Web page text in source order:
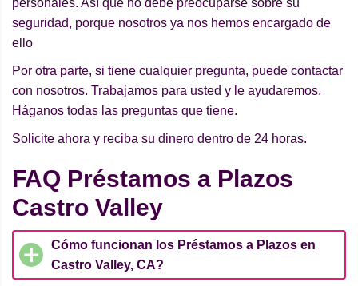
personales. Así que no debe preocuparse sobre su
seguridad, porque nosotros ya nos hemos encargado de
ello
Por otra parte, si tiene cualquier pregunta, puede contactar
con nosotros. Trabajamos para usted y le ayudaremos.
Háganos todas las preguntas que tiene.
Solicite ahora y reciba su dinero dentro de 24 horas.
FAQ Préstamos a Plazos
Castro Valley
Cómo funcionan los Préstamos a Plazos en
Castro Valley, CA?